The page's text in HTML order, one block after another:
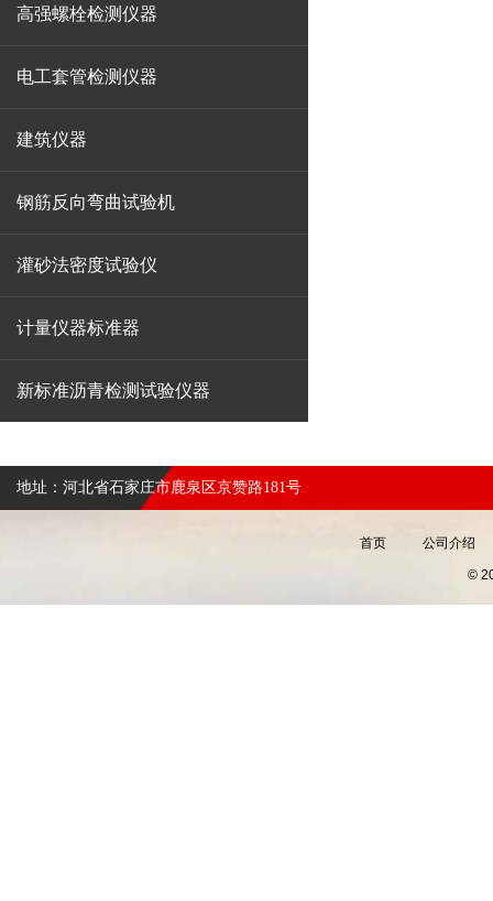
高强螺栓检测仪器
电工套管检测仪器
建筑仪器
钢筋反向弯曲试验机
灌砂法密度试验仪
计量仪器标准器
新标准沥青检测试验仪器
地址：河北省石家庄市鹿泉区京赞路181号
首页 公司介绍
©